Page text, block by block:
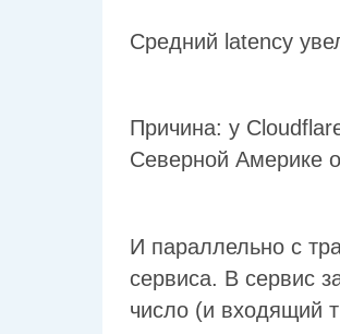
Средний latency
Причина: у
Северной Америке
И параллельно с
сервиса. В сервис
число (и входящий